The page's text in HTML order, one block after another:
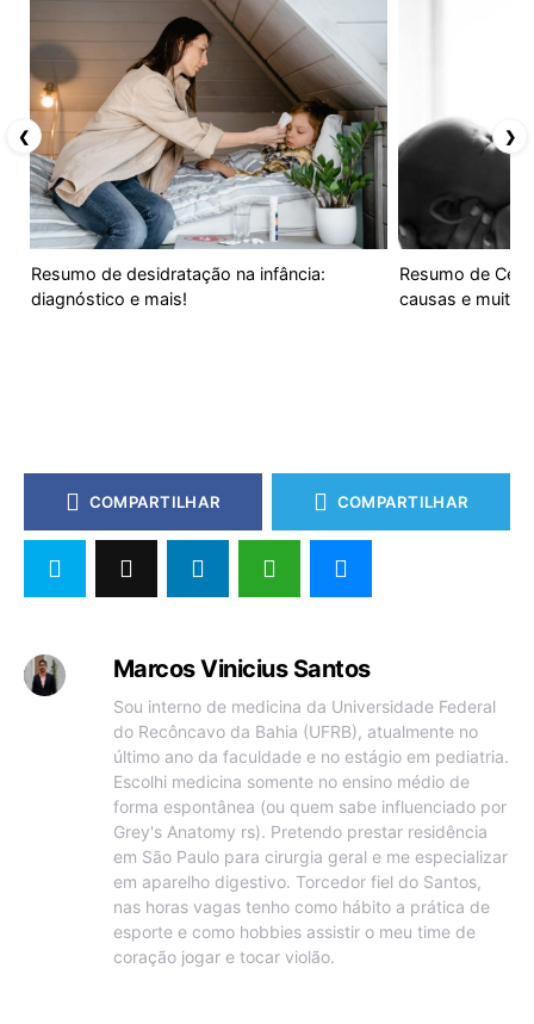
Resumo de desidratação na infância:
diagnóstico e mais!
Resumo de
causas e muito
❮ ❯
COMPARTILHAR COMPARTILHAR
Marcos Vinicius Santos
Sou interno de medicina da Universidade Federal
do Recôncavo da Bahia (UFRB), atualmente no
último ano da faculdade e no estágio em pediatria.
Escolhi medicina somente no ensino médio de
forma espontânea (ou quem sabe influenciado por
Grey's Anatomy rs). Pretendo prestar residência
em São Paulo para cirurgia geral e me especializar
em aparelho digestivo. Torcedor fiel do Santos,
nas horas vagas tenho como hábito a prática de
esporte e como hobbies assistir o meu time de
coração jogar e tocar violão.